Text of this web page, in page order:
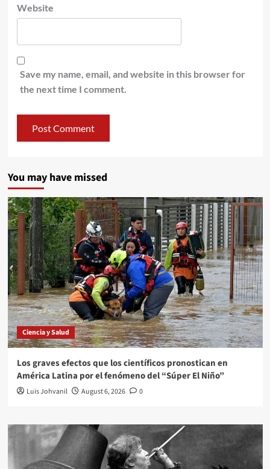
Website
Save my name, email, and website in this browser for
the next time I comment.
You may have missed
Ciencia y Salud
Los graves efectos que los científicos pronostican en
América Latina por el fenómeno del “Súper El Niño”
Luis Johvanil August 6, 2026 0